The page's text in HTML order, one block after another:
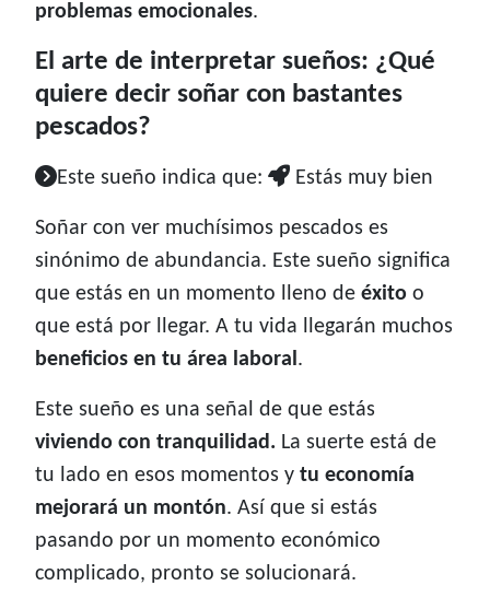
problemas emocionales.
El arte de interpretar sueños: ¿Qué
quiere decir soñar con bastantes
pescados?
Este sueño indica que: Estás muy bien
Soñar con ver muchísimos pescados es
sinónimo de abundancia. Este sueño significa
que estás en un momento lleno de éxito o
que está por llegar. A tu vida llegarán muchos
beneficios en tu área laboral.
Este sueño es una señal de que estás
viviendo con tranquilidad. La suerte está de
tu lado en esos momentos y tu economía
mejorará un montón. Así que si estás
pasando por un momento económico
complicado, pronto se solucionará.